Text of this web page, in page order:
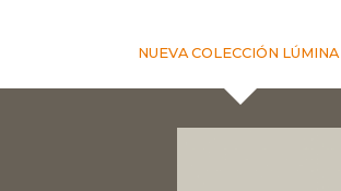
NUEVA COLECCIÓN LÚMINA